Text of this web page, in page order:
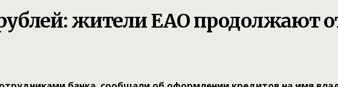
жители ЕАО продолжают